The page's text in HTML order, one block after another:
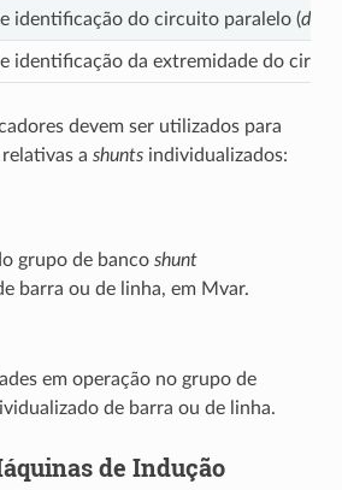
identificação do circuito paralelo (
identificação da extremidade do
devem ser utilizados para
a shuntsindividualizados:
grupo de banco shunt
barra ou de linha, em Mvar.
em operação no grupo de
de barra ou de linha.
de Indução